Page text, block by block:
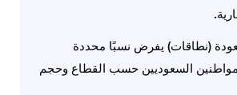
(نطاقات) يفرض نسبًا محددة
السعوديين حسب القطاع وحجم